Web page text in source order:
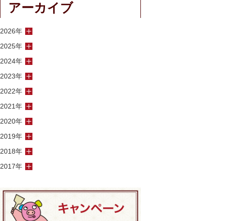
アーカイブ
2026年
2025年
2024年
2023年
2022年
2021年
2020年
2019年
2018年
2017年